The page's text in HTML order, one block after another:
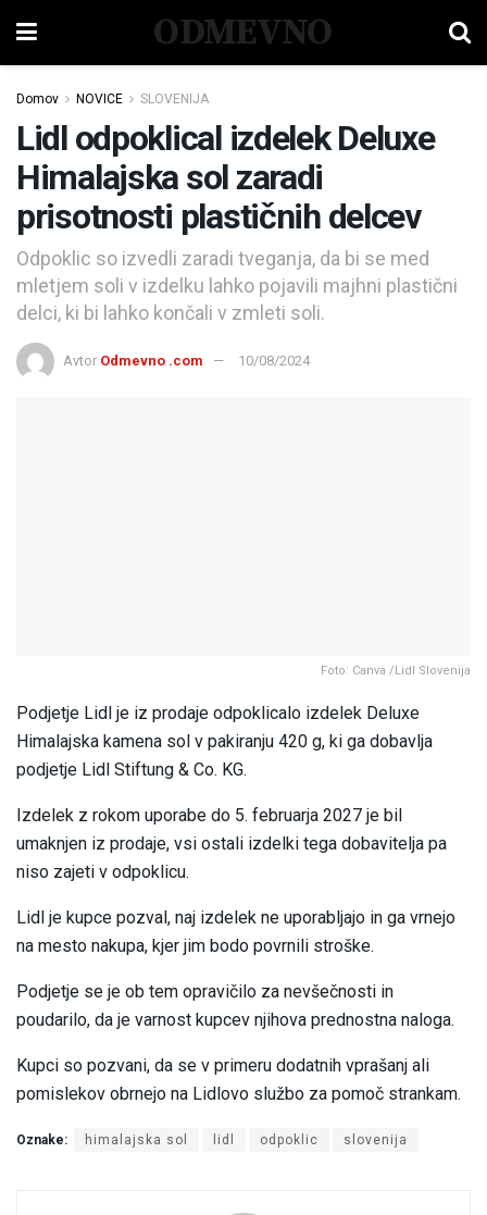
ODMEVNO
Domov NOVICE SLOVENIJA
Lidl odpoklical izdelek Deluxe
Himalajska sol zaradi
prisotnosti plastičnih delcev
Odpoklic so izvedli zaradi tveganja, da bi se med
mletjem soli v izdelku lahko pojavili majhni plastični
delci, ki bi lahko končali v zmleti soli.
Avtor Odmevno .com 10/08/2024
Foto: Canva /Lidl Slovenija
Podjetje Lidl je iz prodaje odpoklicalo izdelek Deluxe
Himalajska kamena sol v pakiranju 420 g, ki ga dobavlja
podjetje Lidl Stiftung & Co. KG.
Izdelek z rokom uporabe do 5. februarja 2027 je bil
umaknjen iz prodaje, vsi ostali izdelki tega dobavitelja pa
niso zajeti v odpoklicu.
Lidl je kupce pozval, naj izdelek ne uporabljajo in ga vrnejo
na mesto nakupa, kjer jim bodo povrnili stroške.
Podjetje se je ob tem opravičilo za nevšečnosti in
poudarilo, da je varnost kupcev njihova prednostna naloga.
Kupci so pozvani, da se v primeru dodatnih vprašanj ali
pomislekov obrnejo na Lidlovo službo za pomoč strankam.
Oznake: himalajska sol lidl odpoklic slovenija